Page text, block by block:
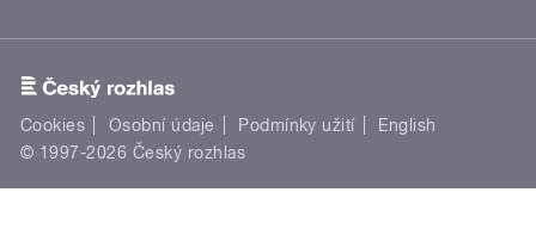
Cookies Osobní údaje Podmínky užití
English
© 1997-2026 Český rozhlas